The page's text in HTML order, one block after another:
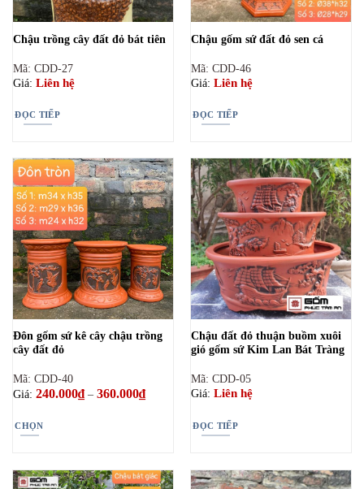
Chậu trồng cây đất đỏ bát tiên
Mã: CDD-27
Giá: Liên hệ
ĐỌC TIẾP
Chậu gốm sứ đất đỏ sen cá
Mã: CDD-46
Giá: Liên hệ
ĐỌC TIẾP
Đôn gốm sứ kê cây chậu trồng
cây đất đỏ
Mã: CDD-40
Giá: 240.000₫ – 360.000₫Khoảng
giá:
CHỌN
này
Chậu đất đỏ thuận buồm xuôi
gió gốm sứ Kim Lan Bát Tràng
Mã: CDD-05
Giá: Liên hệ
ĐỌC TIẾP